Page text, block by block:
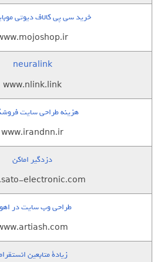
خرید سی پی کالاف دیوتی
neuralink
www.nlink.link
هزینه طراحی سایت
www.irandnn.ir
دزدگیر اماکن
electronic.com
طراحی وب سایت در
زيادة متابعين